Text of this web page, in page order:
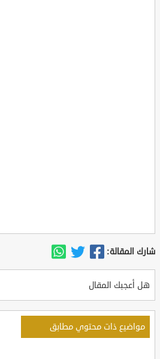
شارك المقالة:
هل أعجبك المقال
مواضيع ذات محتوي مطابق